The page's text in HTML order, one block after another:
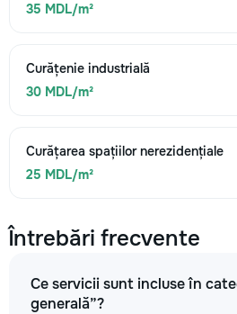
35 MDL/m²
Curățenie industrială
30 MDL/m²
Curățarea spațiilor nerezidențiale
25 MDL/m²
Întrebări frecvente
Ce servicii sunt incluse în
generală”?